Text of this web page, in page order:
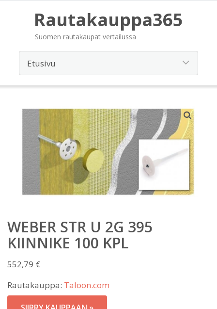
Rautakauppa365
Suomen rautakaupat vertailussa
WEBER STR U 2G 395
KIINNIKE 100 KPL
552,79 €
Rautakauppa: Taloon.com